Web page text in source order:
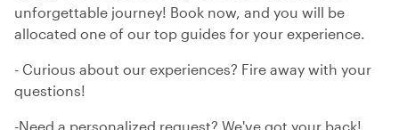
unforgettable journey! Book now, and you will be
allocated one of our top guides for your experience.
- Curious about our experiences? Fire away with your
questions!
-Need a personalized request? We've got your back!